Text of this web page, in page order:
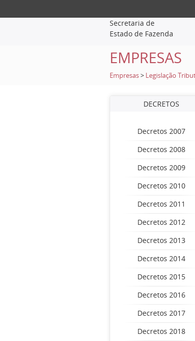
Secretaria de
Estado de Fazenda
EMPRESAS
Empresas > Legislação
DECRETOS
Decretos 2007
Decretos 2008
Decretos 2009
Decretos 2010
Decretos 2011
Decretos 2012
Decretos 2013
Decretos 2014
Decretos 2015
Decretos 2016
Decretos 2017
Decretos 2018